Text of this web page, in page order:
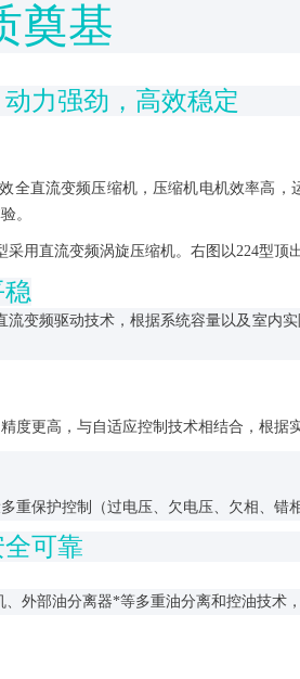
奠基
力强劲，高效稳定
全直流变频压缩机，压缩机电机效率高
。
用直流变频涡旋压缩机。右图以224型顶
变频驱动技术，根据系统容量以及室
度更高，与自适应控制技术相结合，根
重保护控制（过电压、欠电压、欠相、错
可靠
外部油分离器*等多重油分离和控油技